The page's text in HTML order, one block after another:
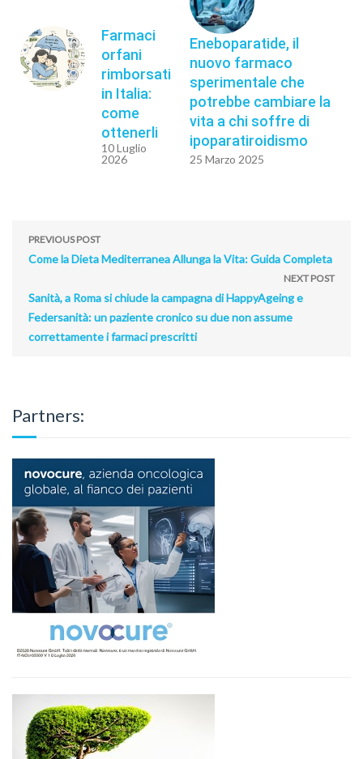
Farmaci
orfani
rimborsati
in Italia:
come
ottenerli
10 Luglio
2026
Eneboparatide, il
nuovo farmaco
sperimentale che
potrebbe cambiare la
vita a chi soffre di
ipoparatiroidismo
25 Marzo 2025
PREVIOUS POST
Come la Dieta Mediterranea Allunga la Vita: Guida Completa
NEXT POST
Sanità, a Roma si chiude la campagna di HappyAgeing e
Federsanità: un paziente cronico su due non assume
correttamente i farmaci prescritti
Partners: